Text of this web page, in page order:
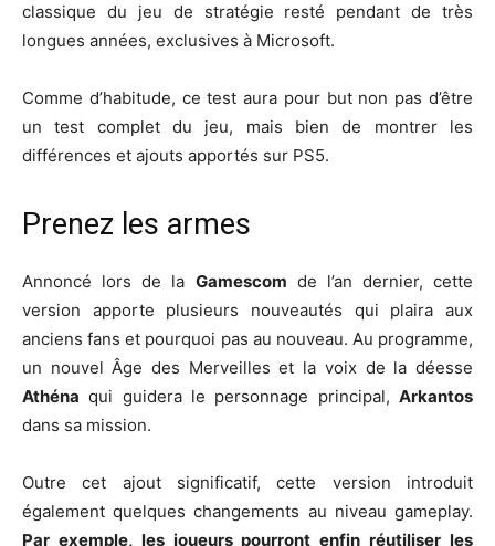
classique du jeu de stratégie resté pendant de très
longues années, exclusives à Microsoft.
Comme d’habitude, ce test aura pour but non pas d’être
un test complet du jeu, mais bien de montrer les
différences et ajouts apportés sur PS5.
Prenez les armes
Annoncé lors de la Gamescom de l’an dernier, cette
version apporte plusieurs nouveautés qui plaira aux
anciens fans et pourquoi pas au nouveau. Au programme,
un nouvel Âge des Merveilles et la voix de la déesse
Athéna qui guidera le personnage principal, Arkantos
dans sa mission.
Outre cet ajout significatif, cette version introduit
également quelques changements au niveau gameplay.
Par exemple, les joueurs pourront enfin réutiliser les